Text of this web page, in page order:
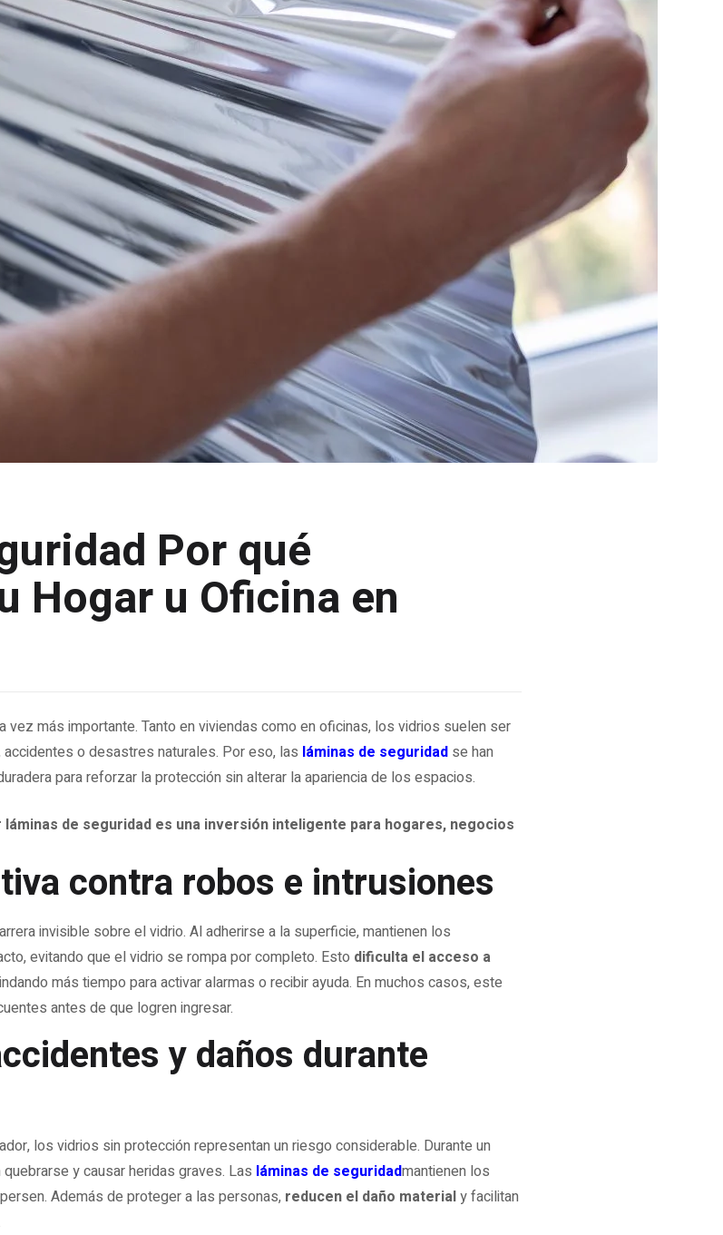
Por qué
Hogar u Oficina en
vez más importante. Tanto en viviendas como en oficinas, los vidrios suelen ser
o desastres naturales. Por eso, las láminas de seguridad se han
para reforzar la protección sin alterar la apariencia de los espacios.
láminas de seguridad es una inversión inteligente para hogares, negocios
contra robos e intrusiones
invisible sobre el vidrio. Al adherirse a la superficie, mantienen los
evitando que el vidrio se rompa por completo. Esto dificulta el acceso a
más tiempo para activar alarmas o recibir ayuda. En muchos casos, este
antes de que logren ingresar.
y daños durante
los vidrios sin protección representan un riesgo considerable. Durante un
y causar heridas graves. Las láminas de seguridadmantienen los
Además de proteger a las personas, reducen el daño materialy facilitan